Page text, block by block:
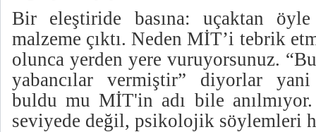
Bir eleştiride basına: uçaktan
malzeme çıktı. Neden MİT’i tebrik
olunca yerden yere vuruyorsunuz.
yabancılar vermiştir” diyorlar
buldu mu MİT'in adı bile
seviyede değil, psikolojik söylemleri